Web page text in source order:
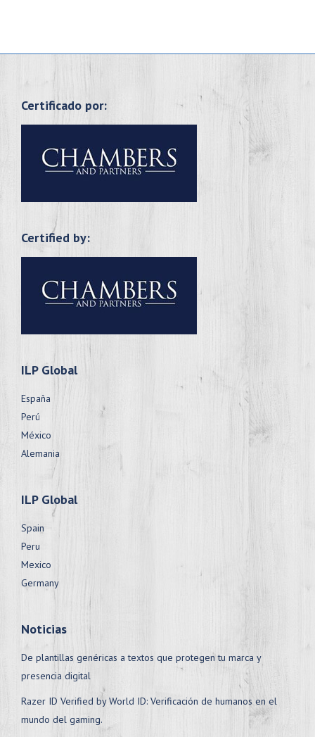
Certificado por:
Certified by:
ILP Global
España
Perú
México
Alemania
ILP Global
Spain
Peru
Mexico
Germany
Noticias
De plantillas genéricas a textos que protegen tu marca y
presencia digital
Razer ID Verified by World ID: Verificación de humanos en el
mundo del gaming.